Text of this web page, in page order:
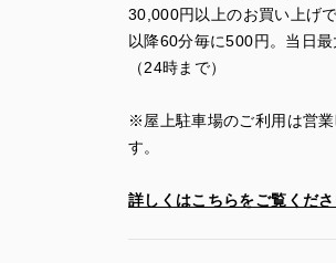
30 ,000円以上のお買い上げで
以降60分毎に500円。当日
（24時まで）
※屋上駐車場のご利用は営
す。
詳しくはこちらをご覧くださ